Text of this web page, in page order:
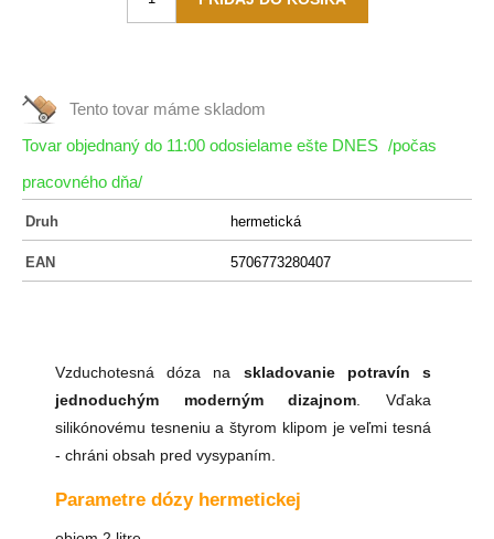
Tento tovar máme skladom
Tovar objednaný do 11:00 odosielame ešte DNES /počas
pracovného dňa/
Druh hermetická
EAN 5706773280407
Vzduchotesná dóza na skladovanie potravín s
jednoduchým moderným dizajnom . Vďaka
silikónovému tesneniu a štyrom klipom je veľmi tesná
- chráni obsah pred vysypaním.
Parametre dózy hermetickej